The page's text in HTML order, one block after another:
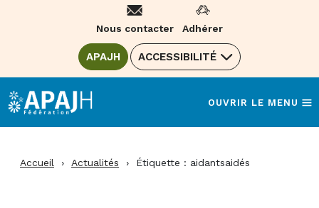
Nous contacter Adhérer
ALLER SUR LE SITE DE LA FÉDÉRATION
APAJH (OUVRE UNE NOUVELLE FENÊTRE)
ACCESSIBILITÉ
OUVRIR LE MENU
Accueil › Actualités › Étiquette : aidantsaidés